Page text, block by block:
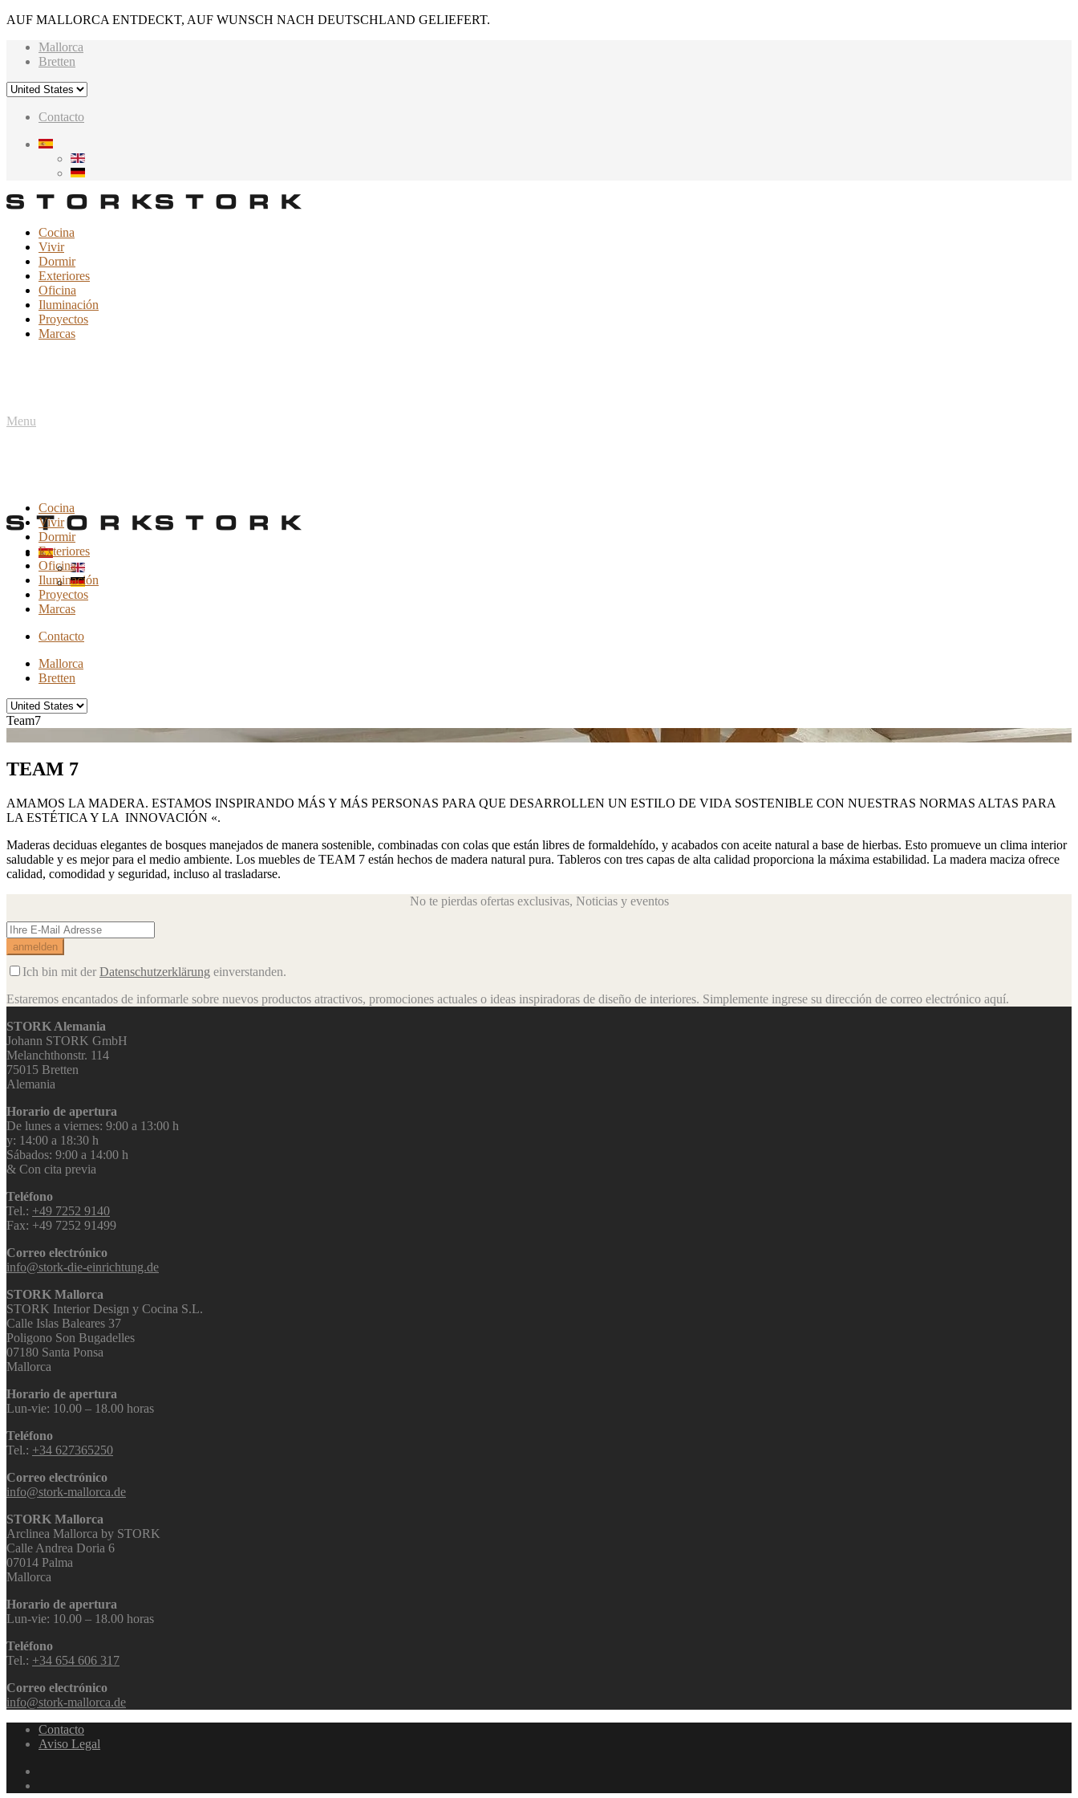
AUF MALLORCA ENTDECKT, AUF WUNSCH NACH DEUTSCHLAND GELIEFERT.
Mallorca
Bretten
Contacto
Cocina
Vivir
Dormir
Exteriores
Oficina
Iluminación
Proyectos
Marcas
Menu
Cocina
Vivir
Dormir
Exteriores
Oficina
Iluminación
Proyectos
Marcas
Contacto
Mallorca
Bretten
Team7
TEAM 7
AMAMOS LA MADERA. ESTAMOS INSPIRANDO MÁS Y MÁS PERSONAS PARA QUE DESARROLLEN UN ESTILO DE VIDA SOSTENIBLE CON NUESTRAS NORMAS ALTAS PARA
LA ESTÉTICA Y LA INNOVACIÓN «.
Maderas deciduas elegantes de bosques manejados de manera sostenible, combinadas con colas que están libres de formaldehído, y acabados con aceite natural a base de hierbas. Esto promueve un clima interior
saludable y es mejor para el medio ambiente. Los muebles de TEAM 7 están hechos de madera natural pura. Tableros con tres capas de alta calidad proporciona la máxima estabilidad. La madera maciza ofrece
calidad, comodidad y seguridad, incluso al trasladarse.
No te pierdas ofertas exclusivas, Noticias y eventos
Ich bin mit der Datenschutzerklärung einverstanden.
Estaremos encantados de informarle sobre nuevos productos atractivos, promociones actuales o ideas inspiradoras de diseño de interiores. Simplemente ingrese su dirección de correo electrónico aquí.
STORK Alemania
Johann STORK GmbH
Melanchthonstr. 114
75015 Bretten
Alemania
Horario de apertura
De lunes a viernes: 9:00 a 13:00 h
y: 14:00 a 18:30 h
Sábados: 9:00 a 14:00 h
& Con cita previa
Teléfono
Tel.: +49 7252 9140
Fax: +49 7252 91499
Correo electrónico
info@stork-die-einrichtung.de
STORK Mallorca
STORK Interior Design y Cocina S.L.
Calle Islas Baleares 37
Poligono Son Bugadelles
07180 Santa Ponsa
Mallorca
Horario de apertura
Lun-vie: 10.00 – 18.00 horas
Teléfono
Tel.: +34 627365250
Correo electrónico
info@stork-mallorca.de
STORK Mallorca
Arclinea Mallorca by STORK
Calle Andrea Doria 6
07014 Palma
Mallorca
Horario de apertura
Lun-vie: 10.00 – 18.00 horas
Teléfono
Tel.: +34 654 606 317
Correo electrónico
info@stork-mallorca.de
Contacto
Aviso Legal